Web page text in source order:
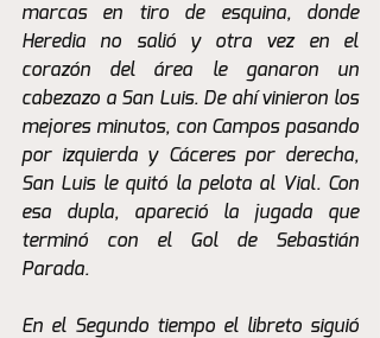
marcas en tiro de esquina, donde
Heredia no salió y otra vez en el
corazón del área le ganaron un
cabezazo a San Luis. De ahí vinieron los
mejores minutos, con Campos pasando
por izquierda y Cáceres por derecha,
San Luis le quitó la pelota al Vial. Con
esa dupla, apareció la jugada que
terminó con el Gol de Sebastián
Parada.
En el Segundo tiempo el libreto siguió